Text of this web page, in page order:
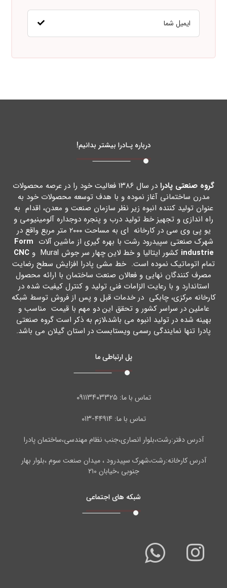
درباره پـادرا بیشتر بدانیم!
گروه صنعتی پادرا
در سال ۱۳۸۶ فعالیت خود را در عرصه محصولات
مدرن ساختمانی آغاز نموده و با هدف توسعه محصولات خود به
عنوان تولید کننده انبوه زیر نظر سازمان صنعت و معدن، اقدام به
راه اندازي و تجهیز خط تولید درب و پنجره دوجداره آلومینیومی و
یو پی وي سی در کارخانه اي به مساحت ۲۰۰۰ متر مربع واقع در
شهرك صنعتی سپیدرود رشت با بهره گیري از ماشین آلات Form
industrie کشور ایتالیا و خط لاین چهار سر جوش Mural و
CNC
تمام اتوماتیک نموده است. خط مشی پادرا افزایش سطح رضایت
مصرف کنندگان نهایی و فعالان صنعت ساختمان با ارائه محصول
استاندارد و با رعایت الزامات فنی تولید و کنترل کیفیت شده در
کارخانه مرکزي، چابکی در خدمات قبل و پس از فروش توسط شبکه
عاملین در سراسر کشور و تحقق این دو مهم با قیمت مناسب و
بهینه شده در تولید انبوه می باشد،لازم به ذکر است گروه صنعتی
پادرا تنها نمایندگی رسمی ویستابست در استان گیلان می باشد.
پل ارتباطی ما
تماس با ما:۰۹۱۱۳۴۰۳۳۲۵
تماس با ما: ۴۴۹۱۴-۰۱۳
آدرس دفتر:رشت،بلوار انصاری،جنب نظام مهندسی،ساختمان پادرا
آدرس کارخانه:رشت،شهرک سپیدرود ، میدان صنعت سوم ،بلوار بهار
جنوبی ،خیابان ۲۱۰
شبکه های اجتماعی